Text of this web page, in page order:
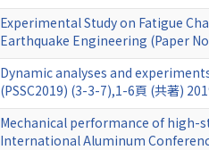
Experimental Study on Fatigue
Earthquake Engineering (Paper
Dynamic analyses and
(PSSC2019) (3-3-7),1-6頁 (共著)
Mechanical performance of
International Aluminum